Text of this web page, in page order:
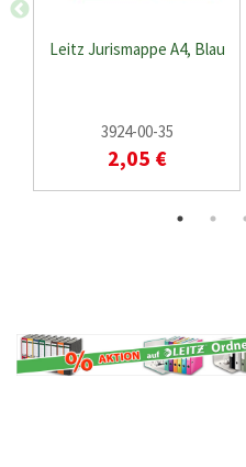
Leitz Jurismappe A4, Blau
3924-00-35
2,05 €